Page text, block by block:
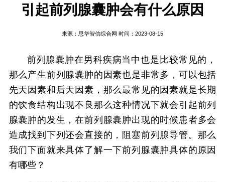
引起前列腺囊肿会有什么原因
来源： 思华智信综合网 时间：2023-08-15
前列腺囊肿在男科疾病当中也是比较常见的，
那么产生前列腺囊肿的因素也是非常多，可以包括
先天因素和后天因素，那么最常见的因素就是长期
的饮食结构出现不良那么这种情况下就会引起前列
腺囊肿的发生，在前列腺囊肿出现的时候患者多会
造成找到下列还会直接的，阻塞前列腺导管。那么
我们下面就来具体了解一下前列腺囊肿具体的原因
有哪些？